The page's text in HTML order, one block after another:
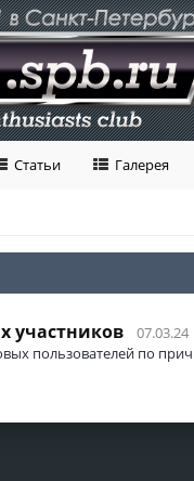
Статьи Галерея
участников
07.03.24
пользователей по